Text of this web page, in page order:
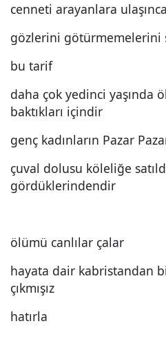
cenneti arayanlara ulaşınca
gözlerini götürmemelerini
bu tarif
daha çok yedinci yaşında
baktıkları içindir
genç kadınların Pazar
çuval dolusu köleliğe
gördüklerindendir
ölümü canlılar çalar
hayata dair kabristandan
çıkmışız
hatırla